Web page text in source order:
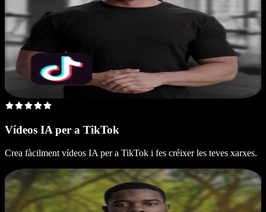
Vídeos IA per a TikTok
Crea fàcilment vídeos IA per a TikTok i fes créixer les teves xarxes.